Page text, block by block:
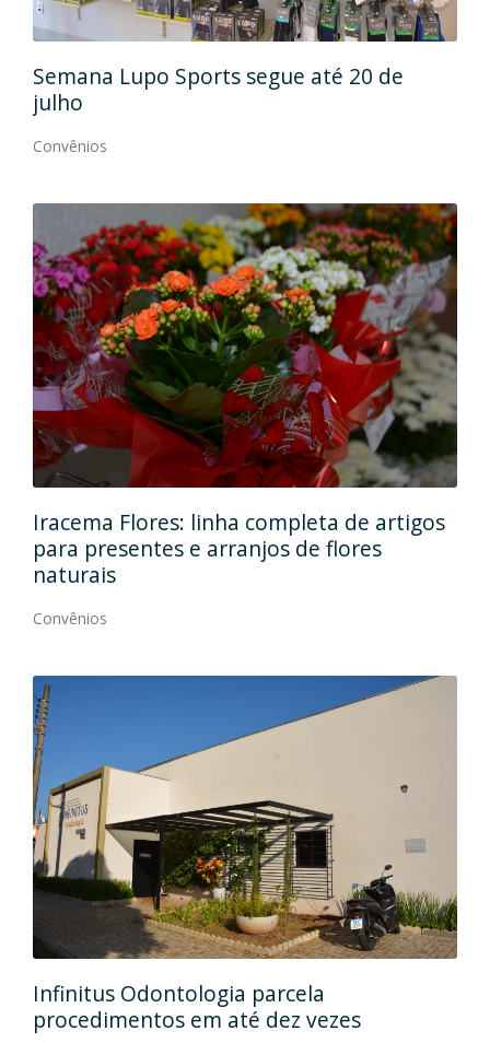
Semana Lupo Sports segue até 20 de
julho
Convênios
Iracema Flores: linha completa de artigos
para presentes e arranjos de flores
naturais
Convênios
Infinitus Odontologia parcela
procedimentos em até dez vezes
Em